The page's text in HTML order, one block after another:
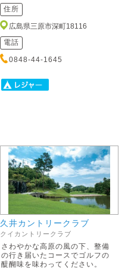
住所
広島県三原市深町18116
電話
0848-44-1645
久井カントリークラブ
クイカントリークラブ
さわやかな高原の風の下、整備
の行き届いたコースでゴルフの
醍醐味を味わってください。